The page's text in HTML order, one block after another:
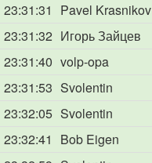
23:31:31
Pavel Krasnikov
23:31:32 Игорь Зайцев
23:31:40 volp-opa
23:31:53 Svolentin
23:32:05 Svolentin
23:32:41
Bob Eigen